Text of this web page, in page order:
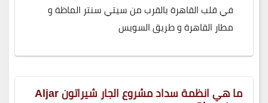
في قلب القاهرة بالقرب من سيتي سنتر الماظة و
مطار القاهرة و طريق السويس
ما هي انظمة سداد مشروع الجار شيراتون Aljar